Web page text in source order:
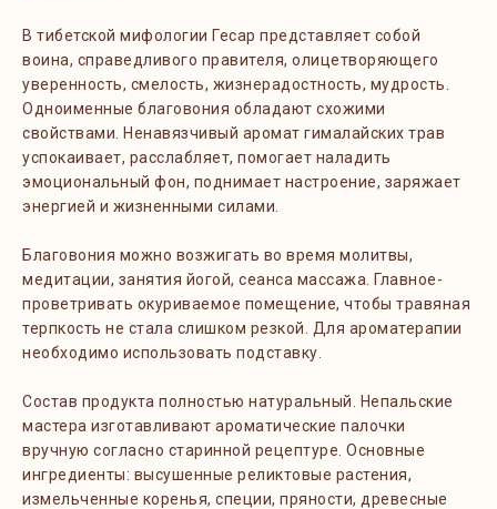
В тибетской мифологии Гесар представляет собой
воина, справедливого правителя, олицетворяющего
уверенность, смелость, жизнерадостность, мудрость.
Одноименные благовония обладают схожими
свойствами. Ненавязчивый аромат гималайских трав
успокаивает, расслабляет, помогает наладить
эмоциональный фон, поднимает настроение, заряжает
энергией и жизненными силами.
Благовония можно возжигать во время молитвы,
медитации, занятия йогой, сеанса массажа. Главное-
проветривать окуриваемое помещение, чтобы травяная
терпкость не стала слишком резкой. Для ароматерапии
необходимо использовать подставку.
Состав продукта полностью натуральный. Непальские
мастера изготавливают ароматические палочки
вручную согласно старинной рецептуре. Основные
ингредиенты: высушенные реликтовые растения,
измельченные коренья, специи, пряности, древесные